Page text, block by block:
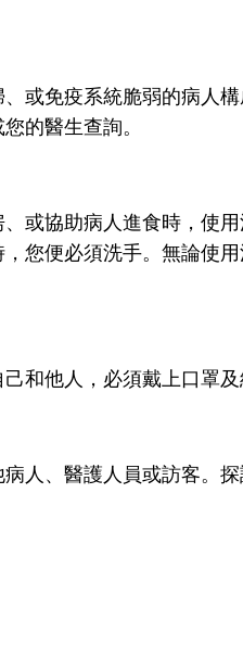
或免疫系統脆弱的病人
的醫生查詢。
或協助病人進食時，使
您便必須洗手。無論使
和他人，必須戴上口罩及
人、醫護人員或訪客。